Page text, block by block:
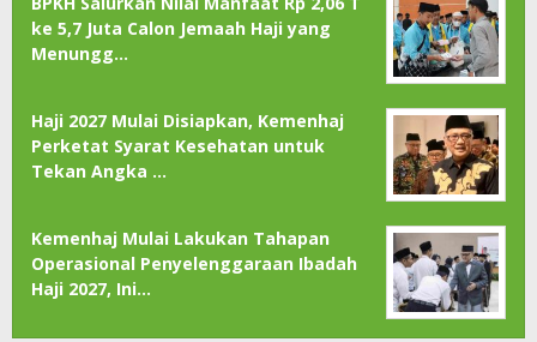
ke 5,7 Juta Calon Jemaah Haji yang
Menungg…
Haji 2027 Mulai Disiapkan, Kemenhaj
Perketat Syarat Kesehatan untuk
Tekan Angka …
Kemenhaj Mulai Lakukan Tahapan
Operasional Penyelenggaraan Ibadah
Haji 2027, Ini…